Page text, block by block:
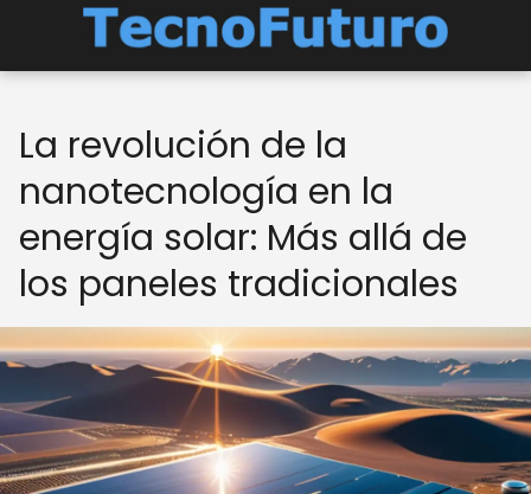
La revolución de la
nanotecnología en la
energía solar: Más allá de
los paneles tradicionales